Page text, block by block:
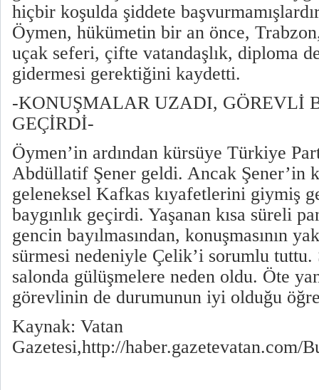
hiçbir koşulda şiddete
Öymen, hükümetin bir an önce,
uçak seferi, çifte vatandaşlık, diploma
gidermesi gerektiğini kaydetti.
-KONUŞMALAR UZADI, GÖREVLİ
GEÇİRDİ-
Öymen’in ardından kürsüye Türkiye
Abdüllatif Şener geldi. Ancak Şener’in
geleneksel Kafkas kıyafetlerini giymiş
baygınlık geçirdi. Yaşanan kısa süreli
gencin bayılmasından, konuşmasının
sürmesi nedeniyle Çelik’i sorumlu tuttu.
salonda gülüşmelere neden oldu. Öte
görevlinin de durumunun iyi olduğu
Kaynak: Vatan
Gazetesi,http://